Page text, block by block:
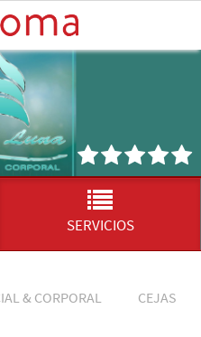
SERVICIOS
& CORPORAL CEJAS